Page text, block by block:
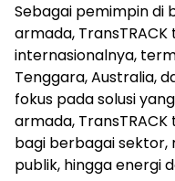
Sebagai pemimpin di
armada,
internasionalnya,
Tenggara, Australia,
fokus pada solusi
armada,
bagi berbagai sektor,
publik, hingga energi